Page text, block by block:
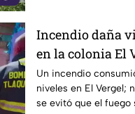
Incendio daña
en la colonia El
Un incendio
niveles en El Vergel;
se evitó que el fuego